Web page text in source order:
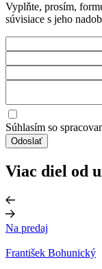
Vyplňte, prosím,
súvisiace s jeho
Súhlasím so
Odoslať
Viac diel od
Na predaj
František Bohunický